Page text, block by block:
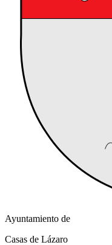
Ayuntamiento de
Casas de Lázaro